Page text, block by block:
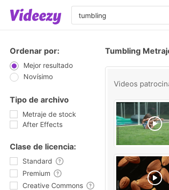
Ordenar por:
Mejor resultado
Novísimo
Tipo de archivo
Metraje de stock
After Effects
Clase de licencia:
Standard
Premium
Creative Commons
Tumbling
Videos